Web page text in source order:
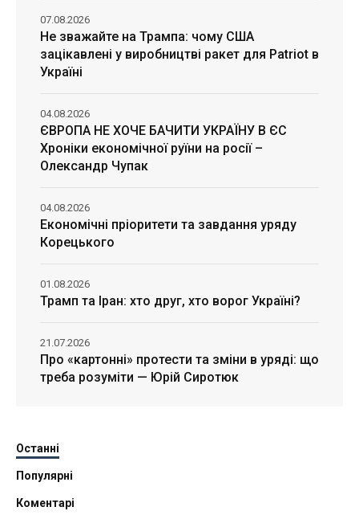
Не зважайте на Трампа: чому США
зацікавлені у виробництві ракет для Patriot в
Україні
07.08.2026
ЄВРОПА НЕ ХОЧЕ БАЧИТИ УКРАЇНУ В ЄС
Хроніки економічної руїни на росії –
Олександр Чупак
04.08.2026
Економічні пріоритети та завдання уряду
Корецького
04.08.2026
Трамп та Іран: хто друг, хто ворог Україні?
01.08.2026
Про «картонні» протести та зміни в уряді: що
треба розуміти — Юрій Сиротюк
21.07.2026
Останні
Популярні
Коментарі